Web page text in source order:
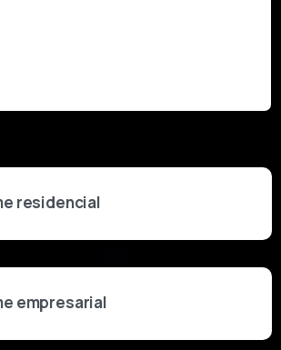
residencial
empresarial